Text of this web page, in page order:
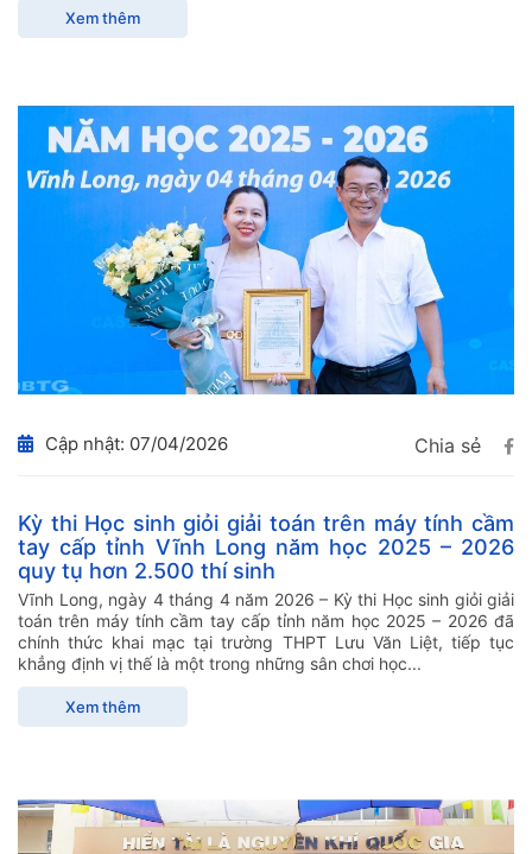
Xem thêm
Cập nhật: 07/04/2026 Chia sẻ
Kỳ thi Học sinh giỏi giải toán trên máy tính cầm
tay cấp tỉnh Vĩnh Long năm học 2025 – 2026
quy tụ hơn 2.500 thí sinh
Vĩnh Long, ngày 4 tháng 4 năm 2026 – Kỳ thi Học sinh giỏi giải
toán trên máy tính cầm tay cấp tỉnh năm học 2025 – 2026 đã
chính thức khai mạc tại trường THPT Lưu Văn Liệt, tiếp tục
khẳng định vị thế là một trong những sân chơi học...
Xem thêm